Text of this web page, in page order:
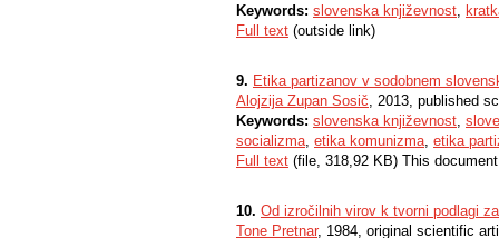
Keywords: slovenska književnost,
Full text (outside link)
9. Etika partizanov v sodobnem
Alojzija Zupan Sosič, 2013, published
Keywords: slovenska književnost,
socializma, etika komunizma, etika
Full text (file, 318,92 KB) This
10. Od izročilnih virov k tvorni podlagi
Tone Pretnar, 1984, original scientific